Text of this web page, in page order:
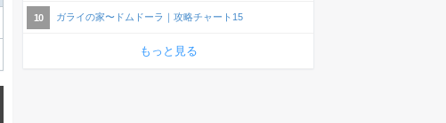
ガライの家〜ドムドーラ｜攻略チャート15
もっと見る